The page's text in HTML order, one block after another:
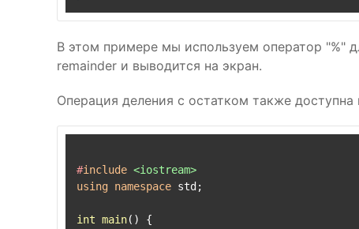
В этом примере мы используем оператор "%"
remainder и выводится на экран.
Операция деления с остатком также
#include <iostream>
using namespace std;
int main()
{